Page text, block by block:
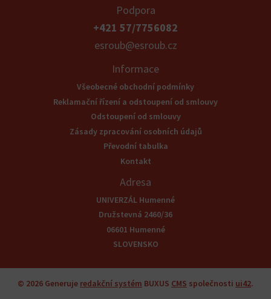
Podpora
+421 57/7756082
esroub@esroub.cz
Informace
Všeobecné obchodní podmínky
Reklamační řízení a odstoupení od smlouvy
Odstoupení od smlouvy
Zásady zpracování osobních údajů
Převodní tabulka
Kontakt
Adresa
UNIVERZÁL Humenné
Družstevná 2460/36
06601 Humenné
SLOVENSKO
© 2026 Generuje redakční systém BUXUS CMS společnosti ui42.